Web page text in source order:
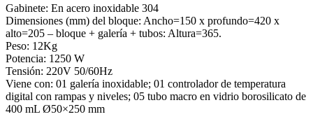
Gabinete: En acero inoxidable 304
Dimensiones (mm) del bloque: Ancho=150 x profundo=420 x
alto=205 – bloque + galería + tubos: Altura=365.
Peso: 12Kg
Potencia: 1250 W
Tensión: 220V 50/60Hz
Viene con: 01 galería inoxidable; 01 controlador de temperatura
digital con rampas y niveles; 05 tubo macro en vidrio borosilicato de
400 mL Ø50×250 mm